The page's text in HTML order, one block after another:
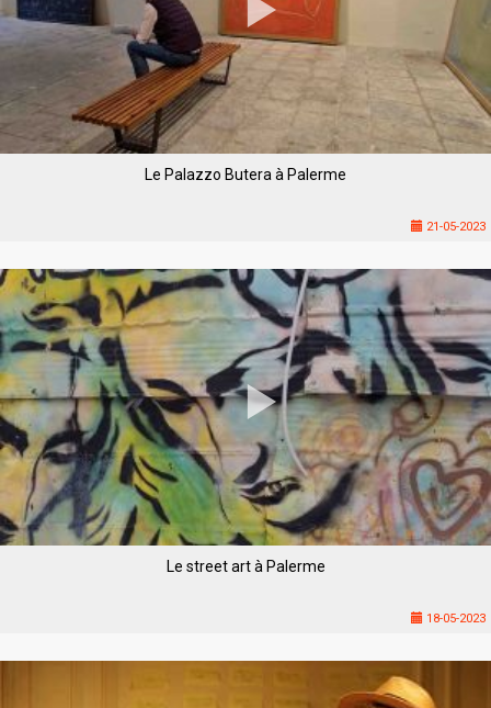
Le Palazzo Butera à Palerme
21-05-2023
Le street art à Palerme
18-05-2023